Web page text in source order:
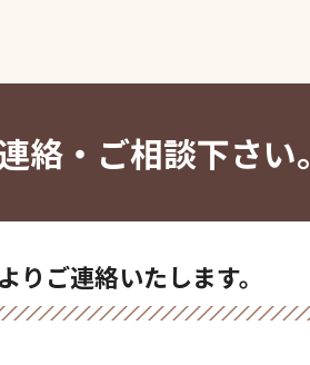
・ご相談下さい。
ご連絡いたします。